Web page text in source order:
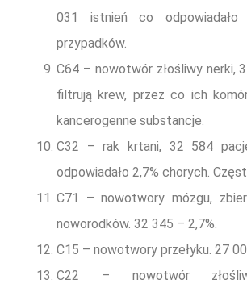
031 istnień co odpowiadało
przypadków.
C64 – nowotwór złośliwy nerki,
filtrują krew, przez co ich
kancerogenne substancje.
C32 – rak krtani, 32 584
odpowiadało 2,7% chorych.
C71 – nowotwory mózgu,
noworodków. 32 345 – 2,7%.
C15 – nowotwory przełyku. 27
C22 – nowotwór